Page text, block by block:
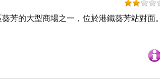
芳的大型商場之一，位於港鐵葵芳站對面。